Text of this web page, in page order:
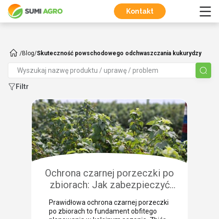
Kontakt
/Blog/Skuteczność powschodowego odchwaszczania kukurydzy
Filtr
Ochrona czarnej porzeczki po
zbiorach: Jak zabezpieczyć
plantację przed chorobami i
szkodnikami?
Prawidłowa ochrona czarnej porzeczki
po zbiorach to fundament obfitego